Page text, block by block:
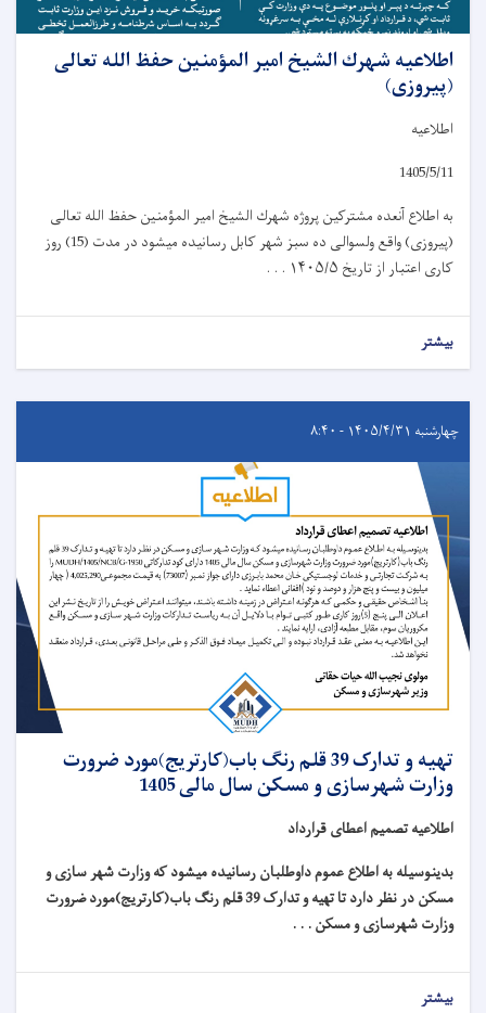
اطلاعیه شهرك الشيخ امیر المؤمنين حفظ الله تعالی
(پیروزی)
اطلاعیه
1405/5/11
به اطلاع آنعده مشترکین پروژه شهرك الشيخ امیر المؤمنين حفظ الله تعالی
(پیروزی) واقع ولسوالی ده سبز شهر کابل رسانیده میشود در مدت (15) روز
کاری اعتبار از تاریخ ۱۴۰۵/۵ . . .
بیشتر
چهارشنبه ۱۴۰۵/۴/۳۱ - ۸:۴۰
تهیه و تدارک 39 قلم رنگ باب(کارتریج)مورد ضرورت
وزارت شهرسازی و مسکن سال مالی 1405
اطلاعیه تصمیم اعطای قرارداد
بدینوسیله به اطلاع عموم داوطلبان رسانیده میشود که وزارت شهر سازی و
مسکن در نظر دارد تا تهیه و تدارک 39 قلم رنگ باب(کارتریج)مورد ضرورت
وزارت شهرسازی و مسکن . . .
بیشتر